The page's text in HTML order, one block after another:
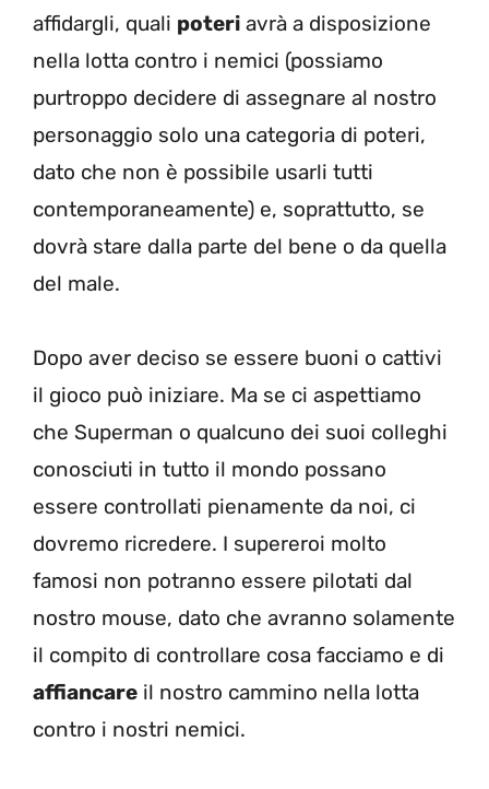
affidargli, quali poteri avrà a disposizione
nella lotta contro i nemici (possiamo
purtroppo decidere di assegnare al nostro
personaggio solo una categoria di poteri,
dato che non è possibile usarli tutti
contemporaneamente) e, soprattutto, se
dovrà stare dalla parte del bene o da quella
del male.
Dopo aver deciso se essere buoni o cattivi
il gioco può iniziare. Ma se ci aspettiamo
che Superman o qualcuno dei suoi colleghi
conosciuti in tutto il mondo possano
essere controllati pienamente da noi, ci
dovremo ricredere. I supereroi molto
famosi non potranno essere pilotati dal
nostro mouse, dato che avranno solamente
il compito di controllare cosa facciamo e di
affiancare il nostro cammino nella lotta
contro i nostri nemici.